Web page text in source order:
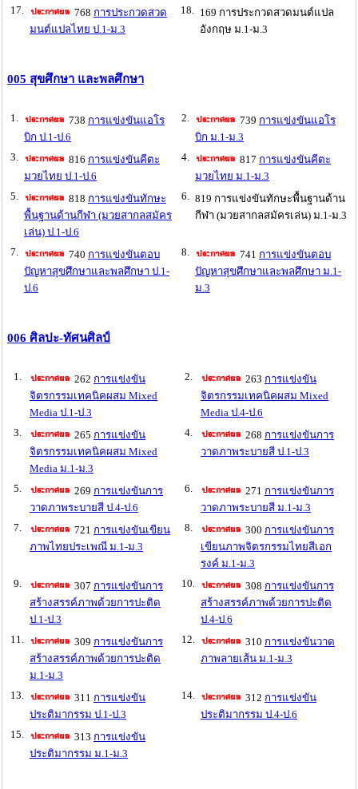
17. 768 การประกวดสวด
มนต์แปลไทย ป.1-ม.3
18. 169 การประกวดสวดมนต์แปล
อังกฤษ ม.1-ม.3
005 สุขศึกษา และพลศึกษา
1. 738 การแข่งขันแอโร
บิก ป.1-ป.6
2. 739 การแข่งขันแอโร
บิก ม.1-ม.3
3.
816 การแข่งขันคีตะ
มวยไทย ป.1-ป.6
4. 817 การแข่งขันคีตะ
มวยไทย ม.1-ม.3
5.
818 การแข่งขันทักษะ
พื้นฐานด้านกีฬา (มวยสากลสมัคร
เล่น) ป.1-ป.6
6. 819 การแข่งขันทักษะพื้นฐานด้าน
กีฬา (มวยสากลสมัครเล่น) ม.1-ม.3
7. 740 การแข่งขันตอบ
ปัญหาสุขศึกษาและพลศึกษา ป.1-
ป.6
8. 741 การแข่งขันตอบ
ปัญหาสุขศึกษาและพลศึกษา ม.1-
ม.3
006 ศิลปะ-ทัศนศิลป์
1. 262 การแข่งขัน
จิตรกรรมเทคนิคผสม Mixed
Media ป.1-ป.3
2. 263 การแข่งขัน
จิตรกรรมเทคนิคผสม Mixed
Media ป.4-ป.6
3.
265 การแข่งขัน
จิตรกรรมเทคนิคผสม Mixed
Media ม.1-ม.3
4. 268 การแข่งขันการ
วาดภาพระบายสี ป.1-ป.3
5. 269 การแข่งขันการ
วาดภาพระบายสี ป.4-ป.6
6. 271 การแข่งขันการ
วาดภาพระบายสี ม.1-ม.3
7.
721 การแข่งขันเขียน
ภาพไทยประเพณี ม.1-ม.3
8. 300 การแข่งขันการ
เขียนภาพจิตรกรรมไทยสีเอก
รงค์ ม.1-ม.3
9.
307 การแข่งขันการ
สร้างสรรค์ภาพด้วยการปะติด
ป.1-ป.3
10. 308 การแข่งขันการ
สร้างสรรค์ภาพด้วยการปะติด
ป.4-ป.6
11.
309 การแข่งขันการ
สร้างสรรค์ภาพด้วยการปะติด
ม.1-ม.3
12. 310 การแข่งขันวาด
ภาพลายเส้น ม.1-ม.3
13. 311 การแข่งขัน
ประติมากรรม ป.1-ป.3
14. 312 การแข่งขัน
ประติมากรรม ป.4-ป.6
15.
313 การแข่งขัน
ประติมากรรม ม.1-ม.3